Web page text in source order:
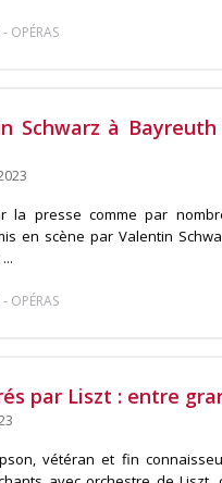
- OPÉRAS
Schwarz à
la presse comme par
en scène par Valentin
- OPÉRAS
par Liszt : entre
vétéran et fin